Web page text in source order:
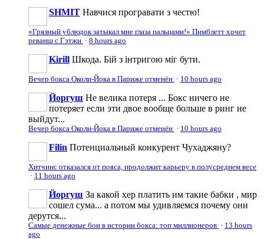
SHMIT Навчися програвати з честю!
«Грязный ублюдок затыкал мне глаза пальцами!» Пимблетт хочет
реванш с Гэтжи · 8 hours ago
Kirill Шкода. Бій з інтригою міг бути.
Вечер бокса Околи-Йока в Париже отменён · 10 hours ago
Йоргуш Не велика потеря ... Бокс ничего не
потеряет если эти двое вообще больше в ринг не
выйдут...
Вечер бокса Околи-Йока в Париже отменён · 10 hours ago
Filin Потенциальный конкурент Чухаджяну?
Хитчинс отказался от пояса, продолжит карьеру в полусреднем весе
· 11 hours ago
Йоргуш За какой хер платить им такие бабки , мир
сошел сума... а потом мы удивляемся почему они
дерутся...
Самые денежные бои в истории бокса: топ миллионеров · 13 hours
ago